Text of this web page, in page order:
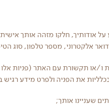
אודותיך, חלקו מזהה אותך
אלקטרוני, מספר טלפון, סוג
או תקשורת עם האתר (פניות אלו
את הפניה ולפרט מידע
שעניינו אותך;